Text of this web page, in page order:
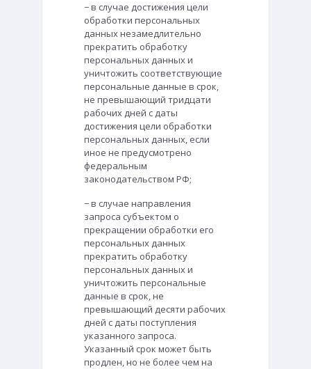
− в случае достижения цели
обработки персональных
данных незамедлительно
прекратить обработку
персональных данных и
уничтожить соответствующие
персональные данные в срок,
не превышающий тридцати
рабочих дней с даты
достижения цели обработки
персональных данных, если
иное не предусмотрено
федеральным
законодательством РФ;
− в случае направления
запроса субъектом о
прекращении обработки его
персональных данных
прекратить обработку
персональных данных и
уничтожить персональные
данные в срок, не
превышающий десяти рабочих
дней с даты поступления
указанного запроса.
Указанный срок может быть
продлен, но не более чем на